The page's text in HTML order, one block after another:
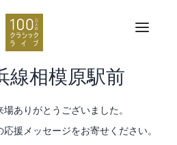
線相模原駅前
ありがとうございました。
応援メッセージをお寄せください。